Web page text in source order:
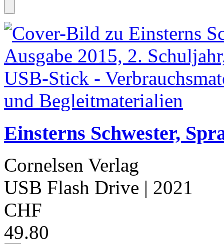
Einsterns Schwester,
Cornelsen Verlag
USB Flash Drive | 2021
CHF
49.80